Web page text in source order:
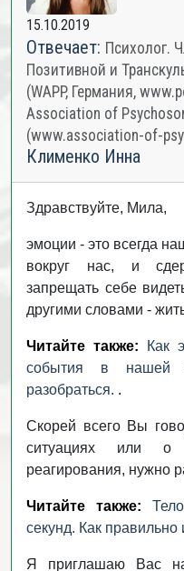
15.10.2019
Отвечает: Психолог.
Позитивной и
(WAPP, Германия,
Association of
(www.association-of-
Клименко Инна
Здравствуйте, Мила,
эмоции - это всегда
вокруг нас, и
запрещать себе
другими словами -
Читайте также:
Как
события в нашей
разобраться. .
Скорей всего Вы
ситуациях или о
реагирования, нужно
Читайте также:
секунд. Как правильно
Я приглашаю Вас на